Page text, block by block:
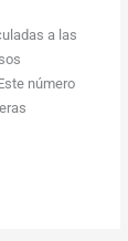
a las
número